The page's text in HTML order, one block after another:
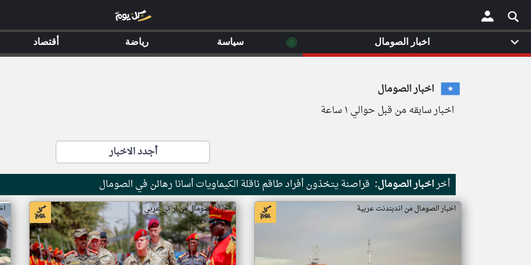
×
اخبار الصومال
اخبار سابقه من قبل حوالي ١ ساعة
أجدد الاخبار
أخراخبار الصومال: قراصنة يتخذون أفراد طاقم ناقلة الكيماويات أسانا رهائن في الصومال
اخبار الصومال من اندبندنت عربية اخبار الصومال من ار تي عربي
اخبار الصومال ◉ سياسة رياضة أقتصاد